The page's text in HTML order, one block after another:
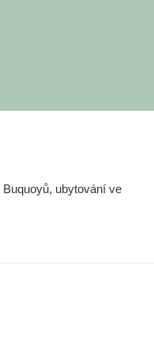
ubytování ve